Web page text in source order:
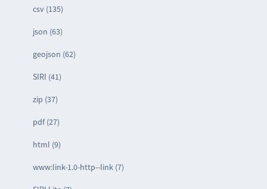
csv (135)
json (63)
geojson (62)
SIRI (41)
zip (37)
pdf (27)
html (9)
www:link-1.0-http--link (7)